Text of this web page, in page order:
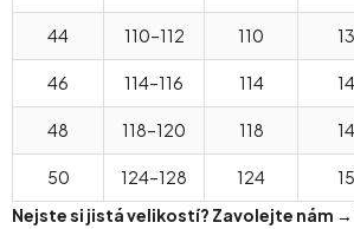
44 110–112 110
46 114–116 114
48 118–120 118
50 124–128 124
Nejste si jistá velikostí? Zavolejte nám →